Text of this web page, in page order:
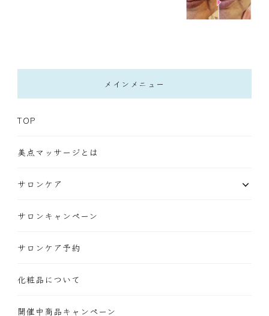
メインメニュー
TOP
美点マッサージとは
サロンケア
サロンキャンペーン
サロンケア予約
化粧品について
開催中商品キャンペーン